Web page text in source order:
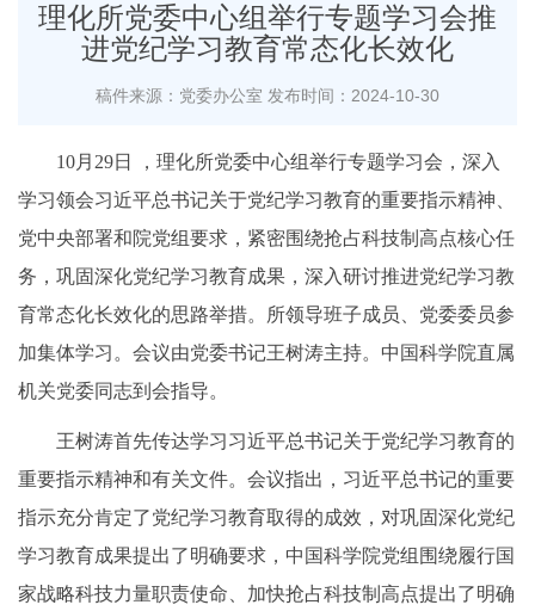
理化所党委中心组举行专题学习会推
进党纪学习教育常态化长效化
稿件来源：党委办公室 发布时间：2024-10-30
10月29日 ，理化所党委中心组举行专题学习会，深入
学习领会习近平总书记关于党纪学习教育的重要指示精神、
党中央部署和院党组要求，紧密围绕抢占科技制高点核心任
务，巩固深化党纪学习教育成果，深入研讨推进党纪学习教
育常态化长效化的思路举措。所领导班子成员、党委委员参
加集体学习。会议由党委书记王树涛主持。中国科学院直属
机关党委同志到会指导。
王树涛首先传达学习习近平总书记关于党纪学习教育的
重要指示精神和有关文件。会议指出，习近平总书记的重要
指示充分肯定了党纪学习教育取得的成效，对巩固深化党纪
学习教育成果提出了明确要求，中国科学院党组围绕履行国
家战略科技力量职责使命、加快抢占科技制高点提出了明确